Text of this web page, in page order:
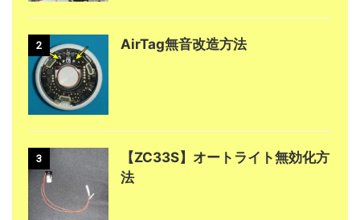
2 AirTag無音改造方法
3
【ZC33S】オートライト無効化方
法